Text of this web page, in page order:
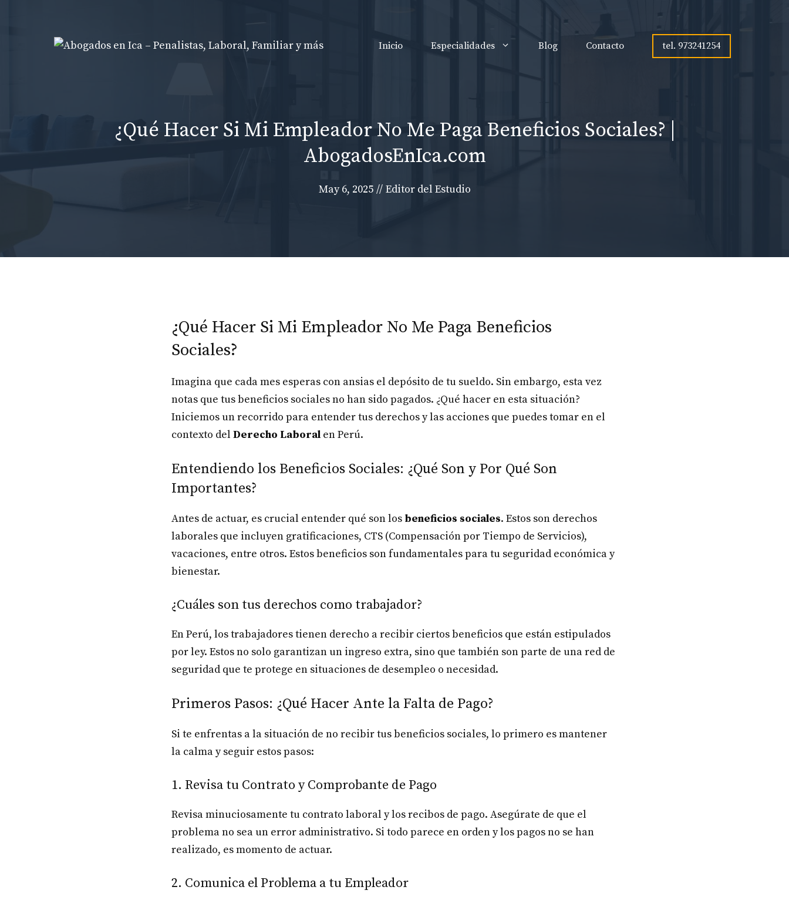
Inicio Especialidades Blog Contacto tel. 973241254
¿Qué Hacer Si Mi Empleador No Me Paga Beneficios Sociales? |
AbogadosEnIca.com
May 6, 2025 // Editor del Estudio
¿Qué Hacer Si Mi Empleador No Me Paga Beneficios
Sociales?
Imagina que cada mes esperas con ansias el depósito de tu sueldo. Sin embargo, esta vez
notas que tus beneficios sociales no han sido pagados. ¿Qué hacer en esta situación?
Iniciemos un recorrido para entender tus derechos y las acciones que puedes tomar en el
contexto del Derecho Laboral en Perú.
Entendiendo los Beneficios Sociales: ¿Qué Son y Por Qué Son
Importantes?
Antes de actuar, es crucial entender qué son los beneficios sociales. Estos son derechos
laborales que incluyen gratificaciones, CTS (Compensación por Tiempo de Servicios),
vacaciones, entre otros. Estos beneficios son fundamentales para tu seguridad económica y
bienestar.
¿Cuáles son tus derechos como trabajador?
En Perú, los trabajadores tienen derecho a recibir ciertos beneficios que están estipulados
por ley. Estos no solo garantizan un ingreso extra, sino que también son parte de una red de
seguridad que te protege en situaciones de desempleo o necesidad.
Primeros Pasos: ¿Qué Hacer Ante la Falta de Pago?
Si te enfrentas a la situación de no recibir tus beneficios sociales, lo primero es mantener
la calma y seguir estos pasos:
1. Revisa tu Contrato y Comprobante de Pago
Revisa minuciosamente tu contrato laboral y los recibos de pago. Asegúrate de que el
problema no sea un error administrativo. Si todo parece en orden y los pagos no se han
realizado, es momento de actuar.
2. Comunica el Problema a tu Empleador